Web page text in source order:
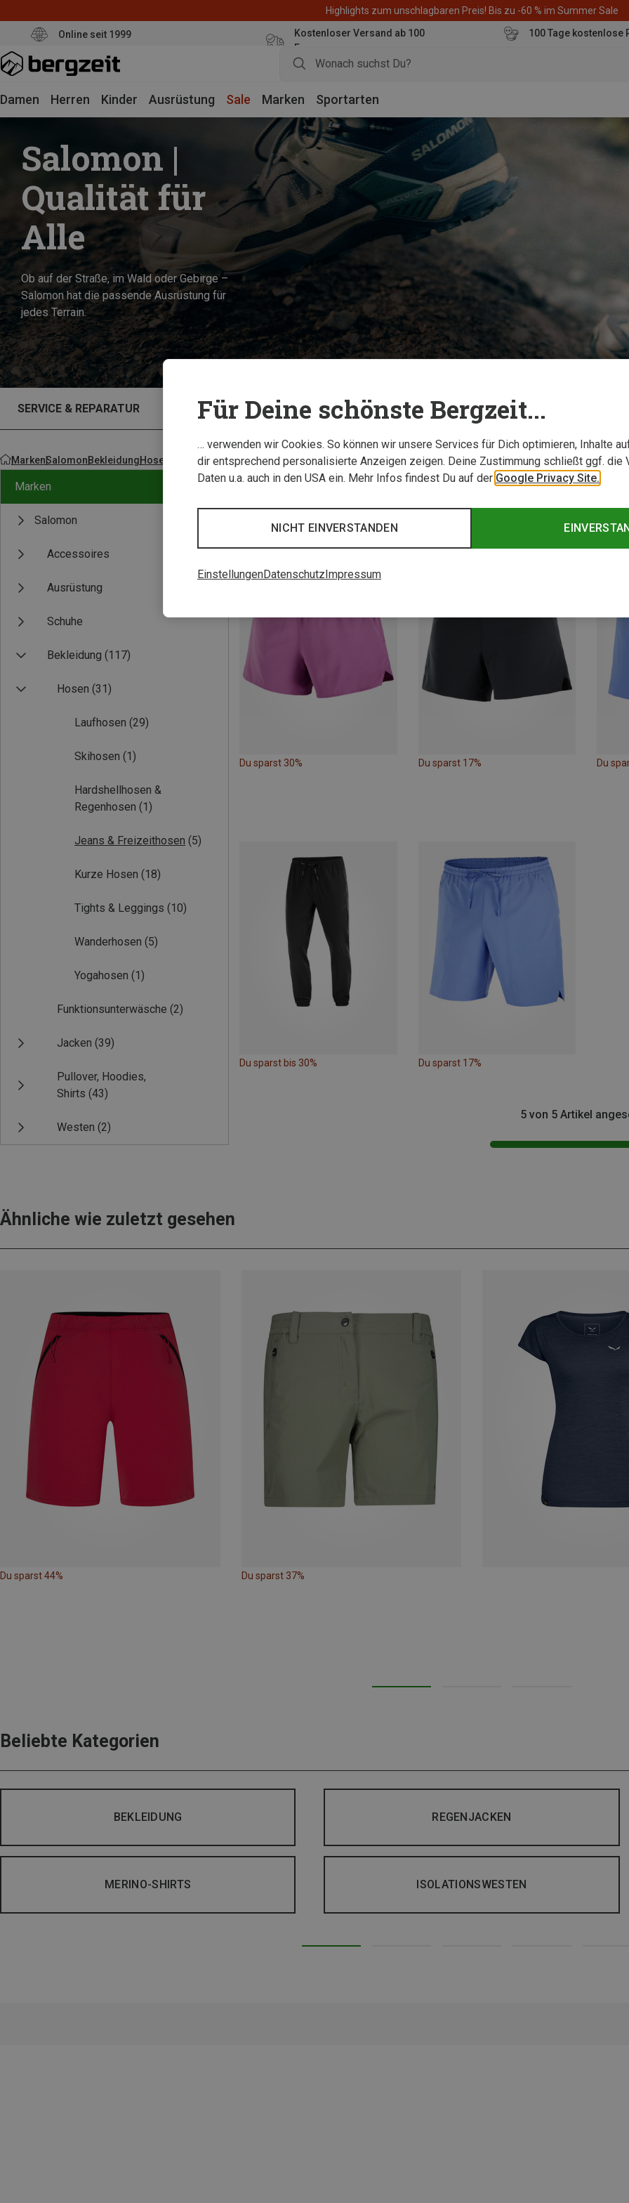
Highlights zum unschlagbaren Preis! Bis zu -60 % im Summer Sale
Online seit 1999
Kostenloser Versand ab 100
Euro
100 Tage kostenlose
Damen Herren Kinder Ausrüstung Sale Marken Sportarten
Salomon |
Qualität für
Alle
Ob auf der Straße, im Wald oder Gebirge –
Salomon hat die passende Ausrüstung für
jedes Terrain.
SERVICE & REPARATUR OUTLET TESTBERICHTE
MarkenSalomonBekleidungHosen
Marken
Salomon
Accessoires
Ausrüstung
Schuhe
Bekleidung (117)
Hosen (31)
Laufhosen (29)
Skihosen (1)
Hardshellhosen &
Regenhosen (1)
Jeans & Freizeithosen (5)
Kurze Hosen (18)
Tights & Leggings (10)
Wanderhosen (5)
Yogahosen (1)
Funktionsunterwäsche (2)
Jacken (39)
Pullover, Hoodies,
Shirts (43)
Westen (2)
Du sparst 30% Du sparst 17% Du
Du sparst bis 30% Du sparst 17%
5 von 5 Artikel
Ähnliche wie zuletzt gesehen
Du sparst 44% Du sparst 37%
Beliebte Kategorien
BEKLEIDUNG REGENJACKEN
MERINO-SHIRTS ISOLATIONSWESTEN
Für Deine schönste Bergzeit...
… verwenden wir Cookies. So können wir unsere Services für Dich optimieren, Inhalte
dir entsprechend personalisierte Anzeigen zeigen. Deine Zustimmung schließt ggf. die
Daten u.a. auch in den USA ein. Mehr Infos findest Du auf der Google Privacy Site.
NICHT EINVERSTANDEN
EinstellungenDatenschutzImpressum